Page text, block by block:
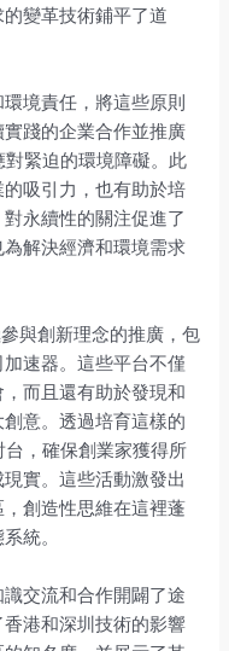
變革技術鋪平了道
境責任，將這些原則
踐的企業合作並推廣
緊迫的環境障礙。此
吸引力，也有助於培
永續性的關注促進了
解決經濟和環境需求
與創新理念的推廣，包
速器。這些平台不僅
而且還有助於發現和
意。透過培育這樣的
，確保創業家獲得所
實。這些活動激發出
創造性思維在這裡蓬
統。
交流和合作開闢了途
港和深圳技術的影響